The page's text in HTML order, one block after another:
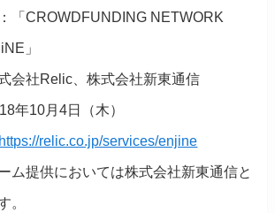
「CROWDFUNDING NETWORK
」
式会社Relic、株式会社新東通信
年10月4日（木）
https://relic.co.jp/services/enjine
ム提供においては株式会社新東通信と
。